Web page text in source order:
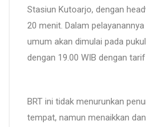
Stasiun Kutoarjo, dengan
20 menit. Dalam
umum akan dimulai pada
dengan 19.00 WIB dengan
BRT ini tidak menurunkan
tempat, namun menaikkan